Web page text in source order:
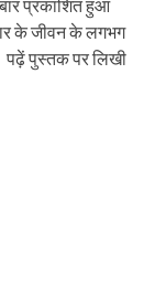
प्रकाशित हुआ
के जीवन के लगभग
पढ़ें पुस्तक पर लिखी